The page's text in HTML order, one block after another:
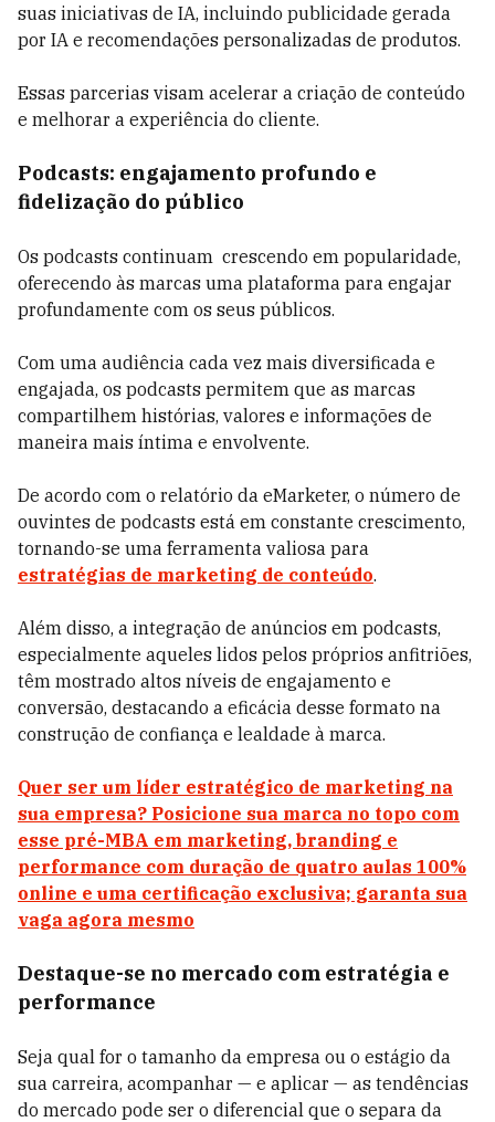
suas iniciativas de IA, incluindo publicidade gerada
por IA e recomendações personalizadas de produtos.
Essas parcerias visam acelerar a criação de conteúdo
e melhorar a experiência do cliente.
Podcasts: engajamento profundo e
fidelização do público
Os podcasts continuam crescendo em popularidade,
oferecendo às marcas uma plataforma para engajar
profundamente com os seus públicos.
Com uma audiência cada vez mais diversificada e
engajada, os podcasts permitem que as marcas
compartilhem histórias, valores e informações de
maneira mais íntima e envolvente.
De acordo com o relatório da eMarketer, o número de
ouvintes de podcasts está em constante crescimento,
tornando-se uma ferramenta valiosa para
estratégias de marketing de conteúdo.
Além disso, a integração de anúncios em podcasts,
especialmente aqueles lidos pelos próprios anfitriões,
têm mostrado altos níveis de engajamento e
conversão, destacando a eficácia desse formato na
construção de confiança e lealdade à marca.
Quer ser um líder estratégico de marketing na
sua empresa? Posicione sua marca no topo com
esse pré-MBA em marketing, branding e
performance com duração de quatro aulas 100%
online e uma certificação exclusiva; garanta sua
vaga agora mesmo
Destaque-se no mercado com estratégia e
performance
Seja qual for o tamanho da empresa ou o estágio da
sua carreira, acompanhar — e aplicar — as tendências
do mercado pode ser o diferencial que o separa da